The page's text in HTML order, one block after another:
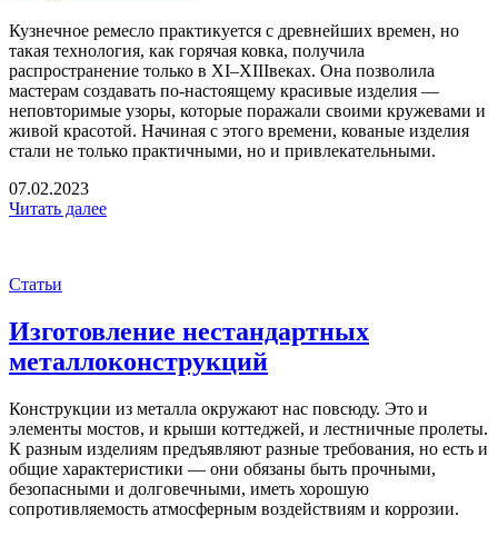
Кузнечное ремесло практикуется с древнейших времен, но
такая технология, как горячая ковка, получила
распространение только в XI–XIIIвеках. Она позволила
мастерам создавать по-настоящему красивые изделия —
неповторимые узоры, которые поражали своими кружевами и
живой красотой. Начиная с этого времени, кованые изделия
стали не только практичными, но и привлекательными.
07.02.2023
Читать далее
Статьи
Изготовление нестандартных
металлоконструкций
Конструкции из металла окружают нас повсюду. Это и
элементы мостов, и крыши коттеджей, и лестничные пролеты.
К разным изделиям предъявляют разные требования, но есть и
общие характеристики — они обязаны быть прочными,
безопасными и долговечными, иметь хорошую
сопротивляемость атмосферным воздействиям и коррозии.